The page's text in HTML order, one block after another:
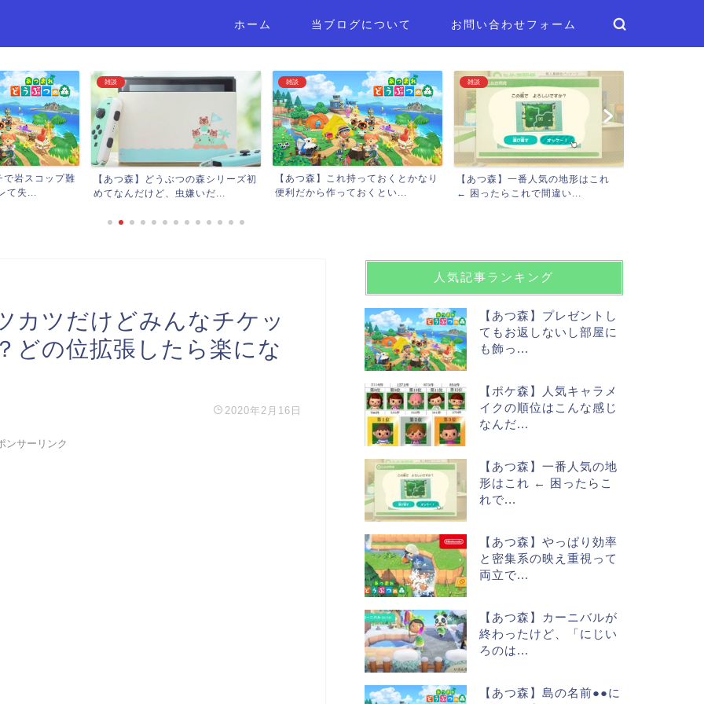
ホーム 当ブログについて お問い合わせフォーム
うぶつの森シリーズ初
ど、虫嫌いだ...
【あつ森】これ持っておくとかなり
便利だから作っておくとい...
雑談
【あつ森】一番人気の地形はこれ
← 困ったらこれで間違い...
プレイ日記
【たぐいのほのぼの島日記】新しい
島暮らしと相変わらずのた...
カツだけどみんなチケッ
どの位拡張したら楽にな
2020年2月16日
ンサーリンク
人気記事ランキング
【あつ森】プレゼントし
てもお返しないし部屋に
も飾っ...
【ポケ森】人気キャラメ
イクの順位はこんな感じ
なんだ...
【あつ森】一番人気の地
形はこれ ← 困ったらこ
れで...
【あつ森】やっぱり効率
と密集系の映え重視って
両立で...
【あつ森】カーニバルが
終わったけど、「にじい
ろのは...
【あつ森】島の名前●●に